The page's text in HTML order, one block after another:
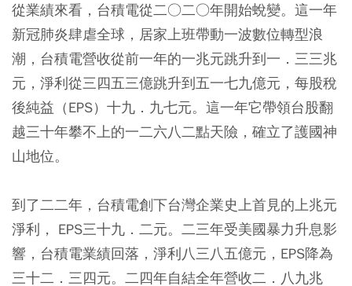
從業績來看，台積電從二○二○年開始蛻變。這一年
新冠肺炎肆虐全球，居家上班帶動一波數位轉型浪
潮，台積電營收從前一年的一兆元跳升到一．三三兆
元，淨利從三四五三億跳升到五一七九億元，每股稅
後純益（EPS）十九．九七元。這一年它帶領台股翻
越三十年攀不上的一二六八二點天險，確立了護國神
山地位。
到了二二年，台積電創下台灣企業史上首見的上兆元
淨利， EPS三十九．二元。二三年受美國暴力升息影
響，台積電業績回落，淨利八三八五億元，EPS降為
三十二．三四元。二四年自結全年營收二．八九兆